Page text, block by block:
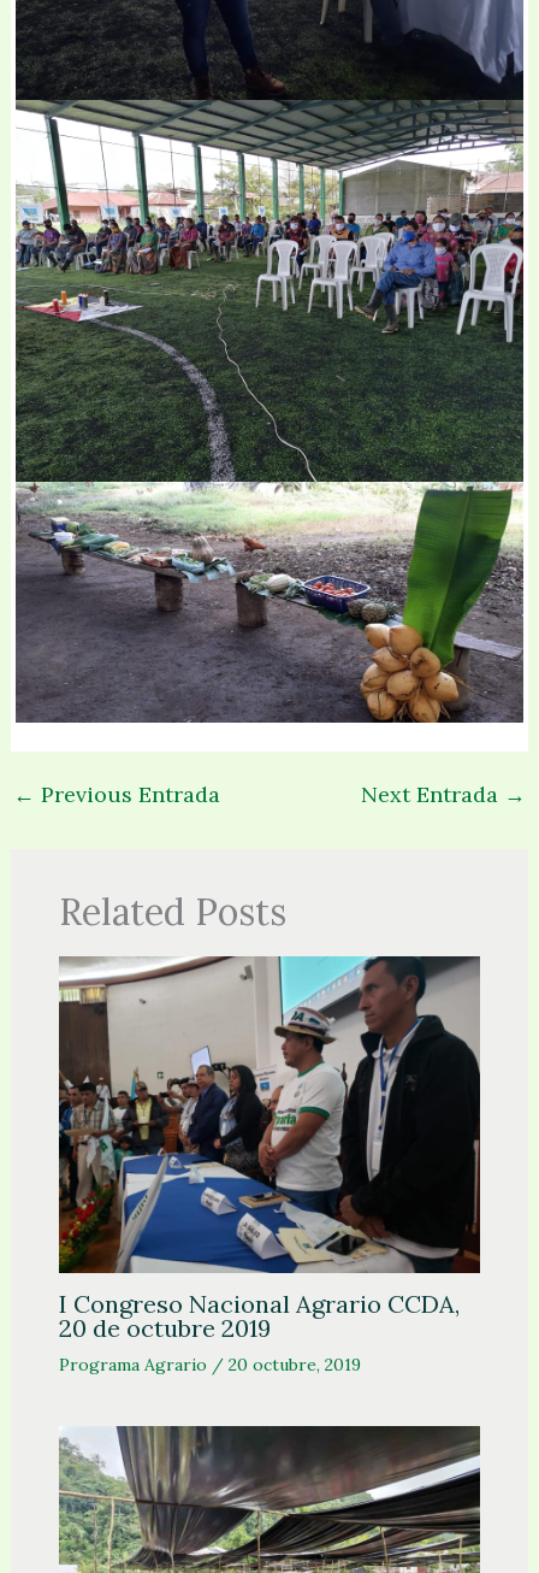
← Previous Entrada Next Entrada →
Related Posts
I Congreso Nacional Agrario CCDA,
20 de octubre 2019
Programa Agrario / 20 octubre, 2019